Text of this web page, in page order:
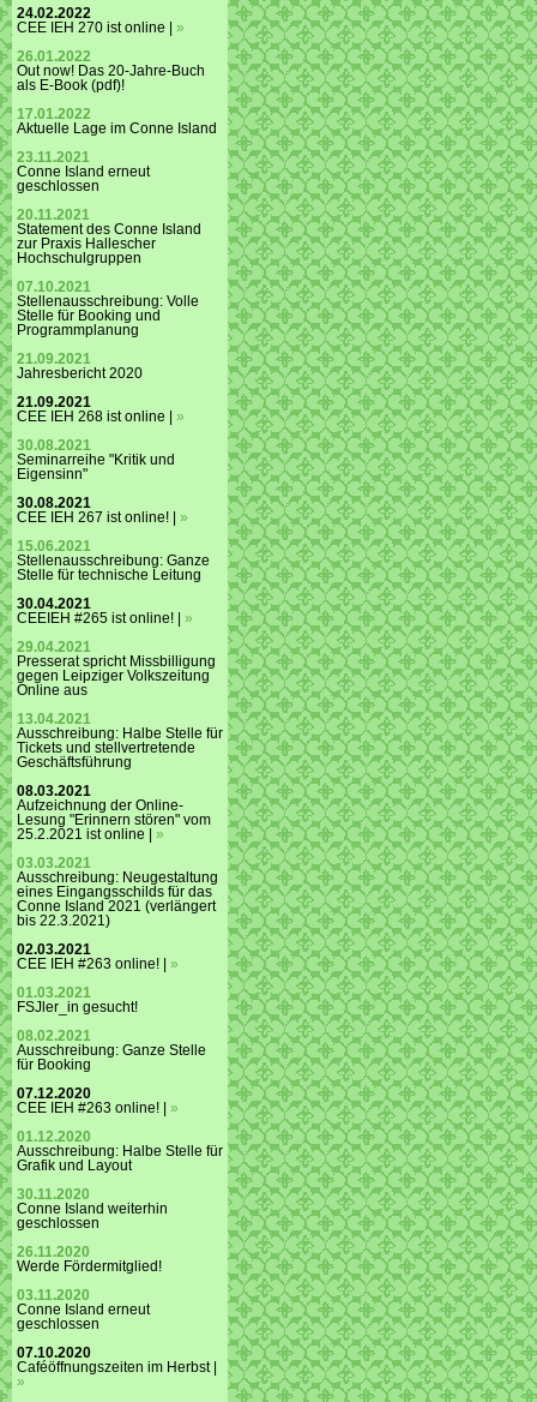
24.02.2022
CEE IEH 270 ist online | »
26.01.2022
Out now! Das 20-Jahre-Buch
als E-Book (pdf)!
17.01.2022
Aktuelle Lage im Conne Island
23.11.2021
Conne Island erneut
geschlossen
20.11.2021
Statement des Conne Island
zur Praxis Hallescher
Hochschulgruppen
07.10.2021
Stellenausschreibung: Volle
Stelle für Booking und
Programmplanung
21.09.2021
Jahresbericht 2020
21.09.2021
CEE IEH 268 ist online | »
30.08.2021
Seminarreihe "Kritik und
Eigensinn"
30.08.2021
CEE IEH 267 ist online! | »
15.06.2021
Stellenausschreibung: Ganze
Stelle für technische Leitung
30.04.2021
CEEIEH #265 ist online! | »
29.04.2021
Presserat spricht Missbilligung
gegen Leipziger Volkszeitung
Online aus
13.04.2021
Ausschreibung: Halbe Stelle für
Tickets und stellvertretende
Geschäftsführung
08.03.2021
Aufzeichnung der Online-
Lesung "Erinnern stören" vom
25.2.2021 ist online | »
03.03.2021
Ausschreibung: Neugestaltung
eines Eingangsschilds für das
Conne Island 2021 (verlängert
bis 22.3.2021)
02.03.2021
CEE IEH #263 online! | »
01.03.2021
FSJler_in gesucht!
08.02.2021
Ausschreibung: Ganze Stelle
für Booking
07.12.2020
CEE IEH #263 online! | »
01.12.2020
Ausschreibung: Halbe Stelle für
Grafik und Layout
30.11.2020
Conne Island weiterhin
geschlossen
26.11.2020
Werde Fördermitglied!
03.11.2020
Conne Island erneut
geschlossen
07.10.2020
Caféöffnungszeiten im Herbst |
»